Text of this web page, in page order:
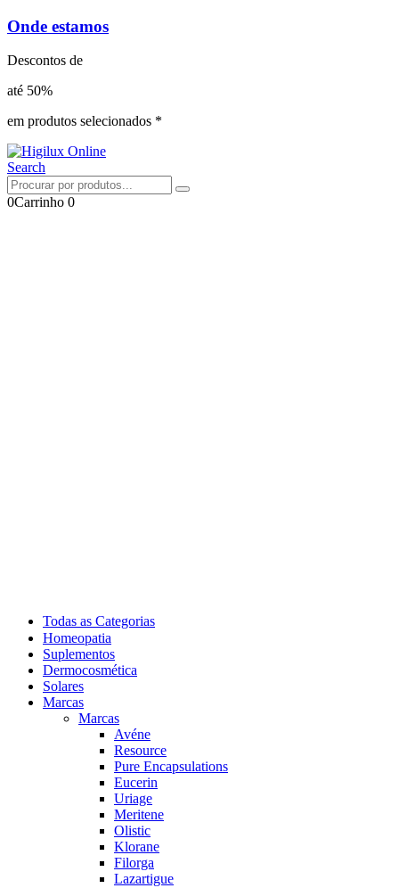
Onde estamos
Descontos de
até 50%
em produtos selecionados *
Search
0Carrinho 0
Todas as Categorias
Homeopatia
Suplementos
Dermocosmética
Solares
Marcas
Marcas
Avéne
Resource
Pure Encapsulations
Eucerin
Uriage
Meritene
Olistic
Klorane
Filorga
Lazartigue